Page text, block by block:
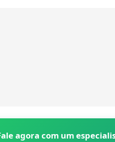
agora com um